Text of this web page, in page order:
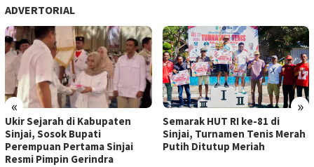
ADVERTORIAL
« »
Ukir Sejarah di Kabupaten
Sinjai, Sosok Bupati
Perempuan Pertama Sinjai
Resmi Pimpin Gerindra
Semarak HUT RI ke-81 di
Sinjai, Turnamen Tenis Merah
Putih Ditutup Meriah